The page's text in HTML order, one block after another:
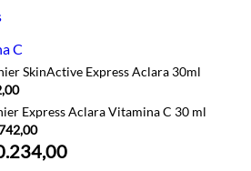
SkinActive Express Aclara 30ml
Express Aclara Vitamina C 30 ml